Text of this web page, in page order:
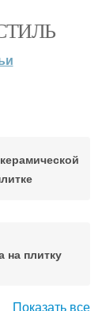
на плитку
Показать все